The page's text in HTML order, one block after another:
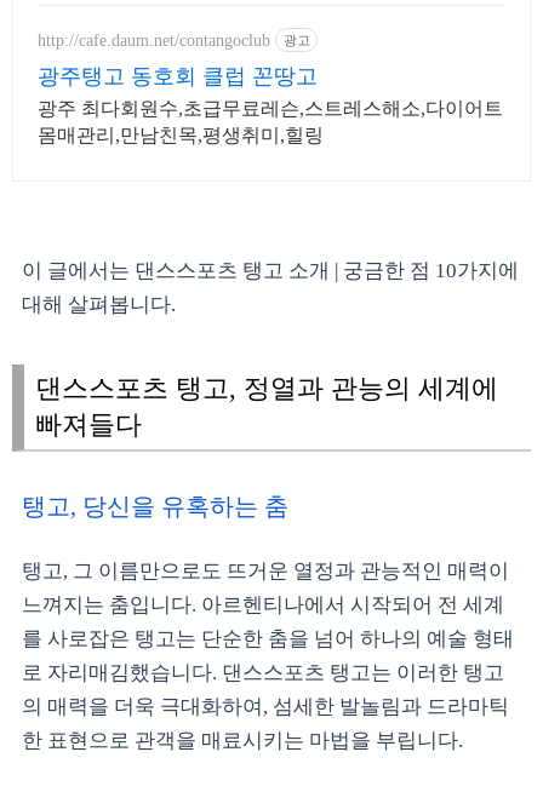
http://cafe.daum.net/contangoclub 광고
광주탱고 동호회 클럽 꼰땅고
광주 최다회원수,초급무료레슨,스트레스해소,다이어트
몸매관리,만남친목,평생취미,힐링
이 글에서는 댄스스포츠 탱고 소개 | 궁금한 점 10가지에
대해 살펴봅니다.
댄스스포츠 탱고, 정열과 관능의 세계에
빠져들다
탱고, 당신을 유혹하는 춤
탱고, 그 이름만으로도 뜨거운 열정과 관능적인 매력이
느껴지는 춤입니다. 아르헨티나에서 시작되어 전 세계
를 사로잡은 탱고는 단순한 춤을 넘어 하나의 예술 형태
로 자리매김했습니다. 댄스스포츠 탱고는 이러한 탱고
의 매력을 더욱 극대화하여, 섬세한 발놀림과 드라마틱
한 표현으로 관객을 매료시키는 마법을 부립니다.